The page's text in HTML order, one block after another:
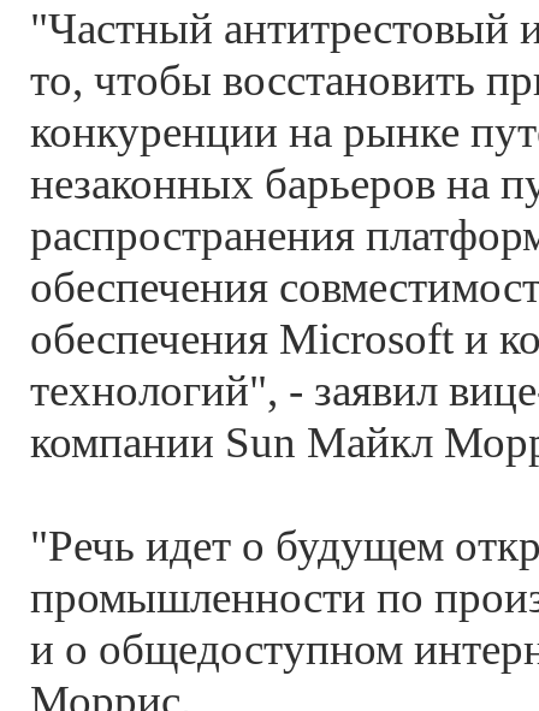
"Частный антитрестовый
то, чтобы восстановить
конкуренции на рынке
незаконных барьеров на
распространения
обеспечения
обеспечения Microsoft и
технологий", - заявил
компании Sun Майкл
"Речь идет о будущем
промышленности по
и о общедоступном
Моррис.